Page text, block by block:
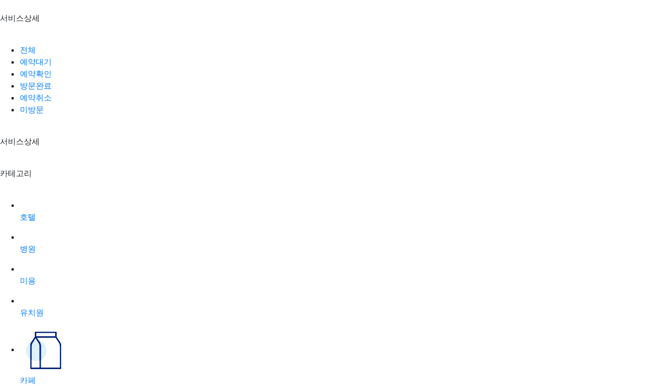
서비스상세
전체
예약대기
예약확인
방문완료
예약취소
미방문
서비스상세
카테고리
호텔
병원
미용
유치원
카페